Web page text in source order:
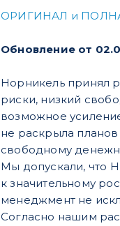
ОРИГИНАЛ и
Обновление от
Норникель принял
риски, низкий
возможное
не раскрыла
свободному
Мы допускали, что
к значительному
менеджмент не
Согласно нашим